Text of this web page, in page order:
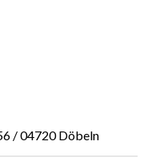
/ 04720 Döbeln